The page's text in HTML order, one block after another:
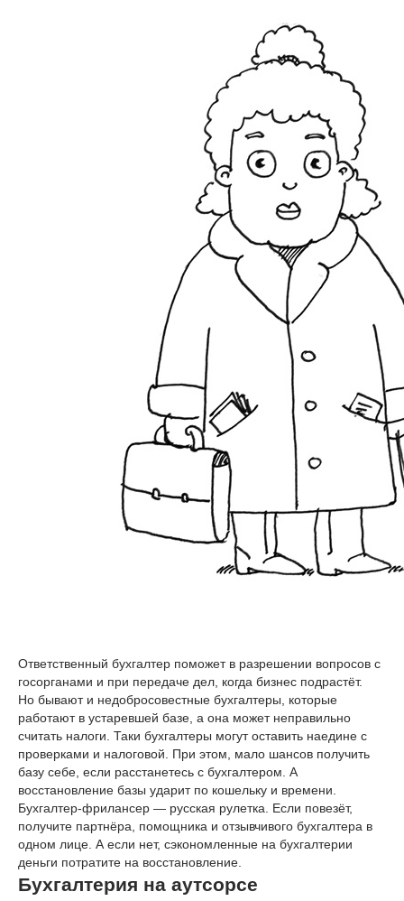
Ответственный бухгалтер поможет в разрешении вопросов с
госорганами и при передаче дел, когда бизнес подрастёт.
Но бывают и недобросовестные бухгалтеры, которые
работают в устаревшей базе, а она может неправильно
считать налоги. Таки бухгалтеры могут оставить наедине с
проверками и налоговой. При этом, мало шансов получить
базу себе, если расстанетесь с бухгалтером. А
восстановление базы ударит по кошельку и времени.
Бухгалтер-фрилансер — русская рулетка. Если повезёт,
получите партнёра, помощника и отзывчивого бухгалтера в
одном лице. А если нет, сэкономленные на бухгалтерии
деньги потратите на восстановление.
Бухгалтерия на аутсорсе